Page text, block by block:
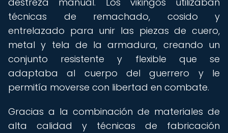
técnicas de remachado, cosido y
entrelazado para unir las piezas de cuero,
metal y tela de la armadura, creando un
conjunto resistente y flexible que se
adaptaba al cuerpo del guerrero y le
permitía moverse con libertad en combate.
Gracias a la combinación de materiales de
alta calidad y técnicas de fabricación